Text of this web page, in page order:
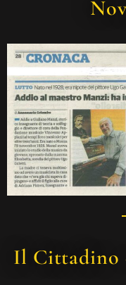
Il Cittadino